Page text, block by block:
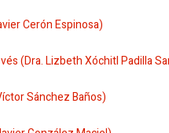
Cerón Espinosa)
(Dra. Lizbeth Xóchitl Padilla
Sánchez Baños)